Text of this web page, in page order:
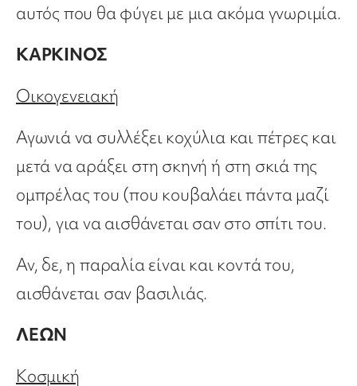
αυτός που θα φύγει με μια ακόμα γνωριμία.
ΚΑΡΚΙΝΟΣ
Οικογενειακή
Αγωνιά να συλλέξει κοχύλια και πέτρες και
μετά να αράξει στη σκηνή ή στη σκιά της
ομπρέλας του (που κουβαλάει πάντα μαζί
του), για να αισθάνεται σαν στο σπίτι του.
Αν, δε, η παραλία είναι και κοντά του,
αισθάνεται σαν βασιλιάς.
ΛΕΩΝ
Κοσμική